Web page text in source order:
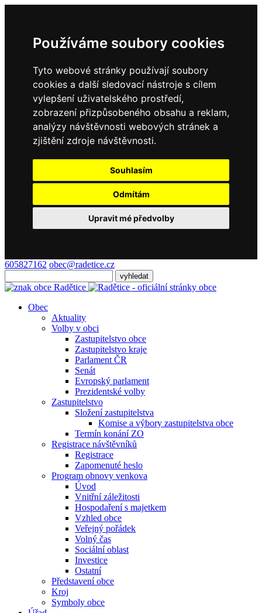
Používáme soubory cookies
Tyto webové stránky používají soubory
cookies a další sledovací nástroje s cílem
vylepšení uživatelského prostředí,
zobrazení přizpůsobeného obsahu a reklam,
analýzy návštěvnosti webových stránek a
zjištění zdroje návštěvnosti.
Souhlasím
Odmítám
Upravit mé předvolby
605827162 obec@radetice.cz
Obec
Aktuality
Volby v obci
Zastupitelstvo obce
Zastupitelstvo kraje
Parlament ČR
Senát
Evropský parlament
Prezidentské volby
Zastupitelstvo
Složení zastupitelstva
Komise a výbory zastupitelstva obce
Termín konání ZO
Registrace návštěvníků
Registrace
Zapomenuté heslo
Program obnovy venkova
Úvod
Vnitřní záležitosti
Hospodaření s majetkem
Vzhled obce
Veřejný pořádek
Volný čas
Sociální oblast
Investice
Ostatní
Představení obce
Kroj
Symboly obce